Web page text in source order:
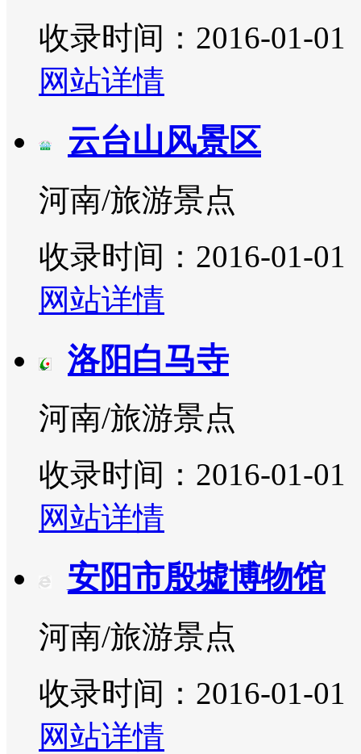
收录时间：2016-01-01
网站详情
云台山风景区
河南/旅游景点
收录时间：2016-01-01
网站详情
洛阳白马寺
河南/旅游景点
收录时间：2016-01-01
网站详情
安阳市殷墟博物馆
河南/旅游景点
收录时间：2016-01-01
网站详情